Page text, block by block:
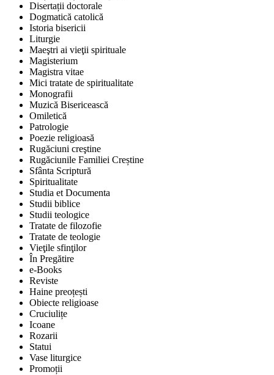
Disertații doctorale
Dogmatică catolică
Istoria bisericii
Liturgie
Maeştri ai vieţii spirituale
Magisterium
Magistra vitae
Mici tratate de spiritualitate
Monografii
Muzică Bisericească
Omiletică
Patrologie
Poezie religioasă
Rugăciuni creştine
Rugăciunile Familiei Creștine
Sfânta Scriptură
Spiritualitate
Studia et Documenta
Studii biblice
Studii teologice
Tratate de filozofie
Tratate de teologie
Vieţile sfinţilor
În Pregătire
e-Books
Reviste
Haine preoțești
Obiecte religioase
Cruciulițe
Icoane
Rozarii
Statui
Vase liturgice
Promoții